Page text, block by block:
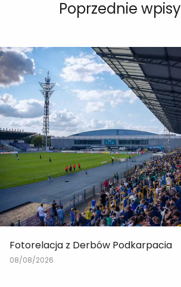
Poprzednie wpisy
Fotorelacja z Derbów Podkarpacia
08/08/2026